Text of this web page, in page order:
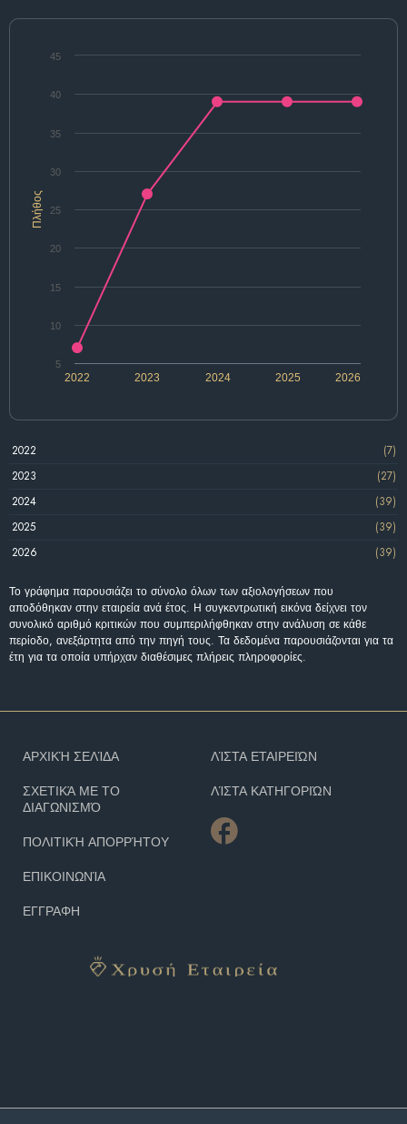
Πλήθος
2025
2022 2023 2024 2026
5
10
15
20
25
30
35
40
45
2022
(7)
2023
(27)
2024
(39)
2025
(39)
2026
(39)
Το γράφημα παρουσιάζει το σύνολο όλων των αξιολογήσεων που
αποδόθηκαν στην εταιρεία ανά έτος. Η συγκεντρωτική εικόνα δείχνει τον
συνολικό αριθμό κριτικών που συμπεριλήφθηκαν στην ανάλυση σε κάθε
περίοδο, ανεξάρτητα από την πηγή τους. Τα δεδομένα παρουσιάζονται για τα
έτη για τα οποία υπήρχαν διαθέσιμες πλήρεις πληροφορίες.
ΑΡΧΙΚΉ ΣΕΛΊΔΑ
ΣΧΕΤΙΚΆ ΜΕ ΤΟ
ΔΙΑΓΩΝΙΣΜΌ
ΠΟΛΙΤΙΚΉ ΑΠΟΡΡΉΤΟΥ
ΕΠΙΚΟΙΝΩΝΊΑ
ΕΓΓΡΑΦΗ
ΛΊΣΤΑ ΕΤΑΙΡΕΙΏΝ
ΛΊΣΤΑ ΚΑΤΗΓΟΡΙΏΝ